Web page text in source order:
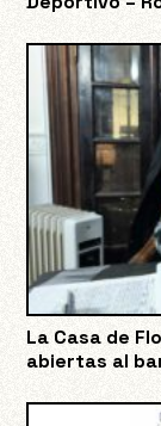
La Casa de
abiertas al